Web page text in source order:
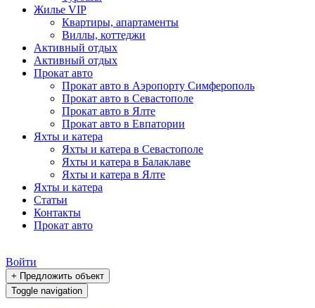
Жилье VIP
Квартиры, апартаменты
Виллы, коттеджи
Активный отдых
Активный отдых
Прокат авто
Прокат авто в Аэропорту Симферополь
Прокат авто в Севастополе
Прокат авто в Ялте
Прокат авто в Евпатории
Яхты и катера
Яхты и катера в Севастополе
Яхты и катера в Балаклаве
Яхты и катера в Ялте
Яхты и катера
Статьи
Контакты
Прокат авто
Войти
+ Предложить объект
Toggle navigation